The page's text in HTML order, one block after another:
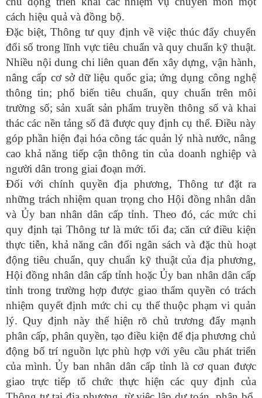
cách hiệu quả và đồng bộ.
Đặc biệt, Thông tư quy định về việc thúc đẩy chuyển
đổi số trong lĩnh vực tiêu chuẩn và quy chuẩn kỹ thuật.
Nhiều nội dung chi liên quan đến xây dựng, vận hành,
nâng cấp cơ sở dữ liệu quốc gia; ứng dụng công nghệ
thông tin; phổ biến tiêu chuẩn, quy chuẩn trên môi
trường số; sản xuất sản phẩm truyền thông số và khai
thác các nền tảng số đã được quy định cụ thể. Điều này
góp phần hiện đại hóa công tác quản lý nhà nước, nâng
cao khả năng tiếp cận thông tin của doanh nghiệp và
người dân trong giai đoạn mới.
Đối với chính quyền địa phương, Thông tư đặt ra
những trách nhiệm quan trọng cho Hội đồng nhân dân
và Ủy ban nhân dân cấp tỉnh. Theo đó, các mức chi
quy định tại Thông tư là mức tối đa; căn cứ điều kiện
thực tiễn, khả năng cân đối ngân sách và đặc thù hoạt
động tiêu chuẩn, quy chuẩn kỹ thuật của địa phương,
Hội đồng nhân dân cấp tỉnh hoặc Ủy ban nhân dân cấp
tỉnh trong trường hợp được giao thẩm quyền có trách
nhiệm quyết định mức chi cụ thể thuộc phạm vi quản
lý. Quy định này thể hiện rõ chủ trương đẩy mạnh
phân cấp, phân quyền, tạo điều kiện để địa phương chủ
động bố trí nguồn lực phù hợp với yêu cầu phát triển
của mình. Ủy ban nhân dân cấp tỉnh là cơ quan được
giao trực tiếp tổ chức thực hiện các quy định của